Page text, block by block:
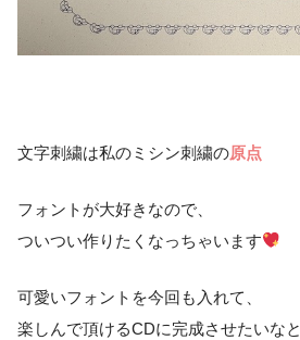
文字刺繍は私のミシン刺繍の原点
フォントが大好きなので、
ついつい作りたくなっちゃいます
可愛いフォントを今回も入れて、
楽しんで頂けるCDに完成させたいなと